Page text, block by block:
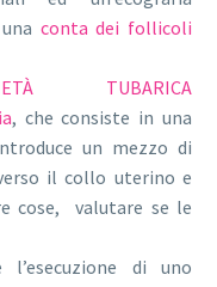
conta dei follicoli
TUBARICA
, che consiste in una
un mezzo di
il collo uterino e
cose, valutare se le
l’esecuzione di uno